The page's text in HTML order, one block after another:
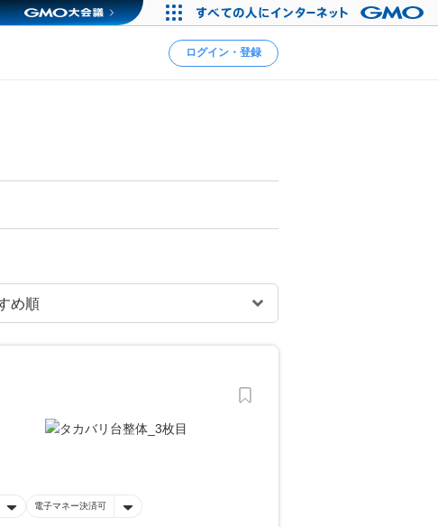
ログイン・登録
電子マネー決済可